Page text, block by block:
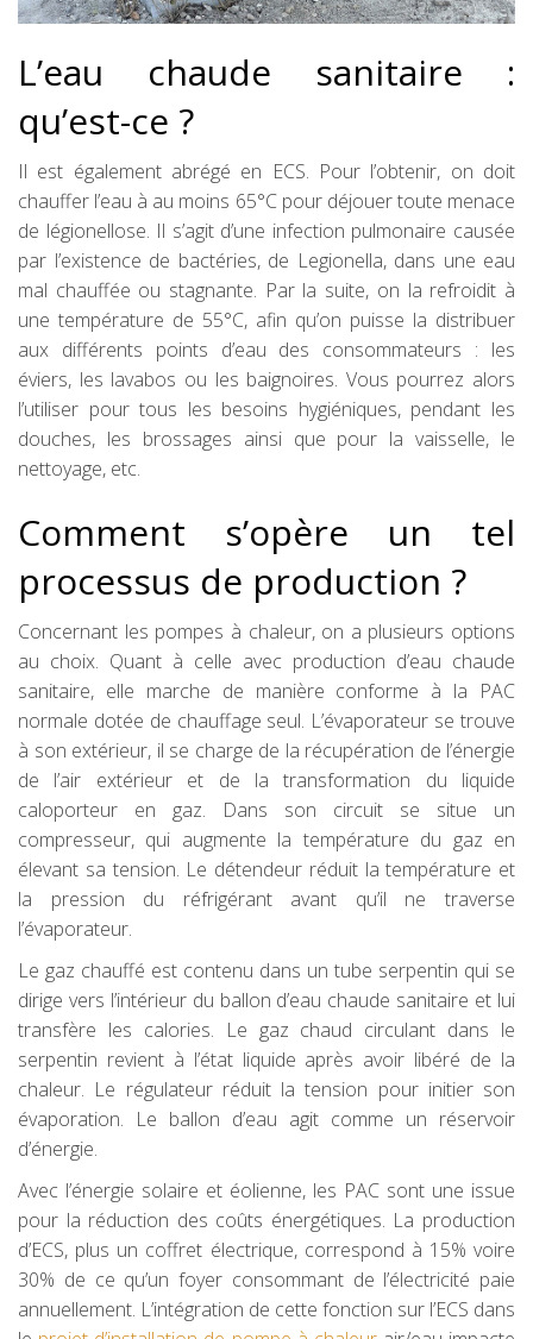
L’eau chaude sanitaire :
qu’est-ce ?
Il est également abrégé en ECS. Pour l’obtenir, on doit
chauffer l’eau à au moins 65°C pour déjouer toute menace
de légionellose. Il s’agit d’une infection pulmonaire causée
par l’existence de bactéries, de Legionella, dans une eau
mal chauffée ou stagnante. Par la suite, on la refroidit à
une température de 55°C, afin qu’on puisse la distribuer
aux différents points d’eau des consommateurs : les
éviers, les lavabos ou les baignoires. Vous pourrez alors
l’utiliser pour tous les besoins hygiéniques, pendant les
douches, les brossages ainsi que pour la vaisselle, le
nettoyage, etc.
Comment s’opère un tel
processus de production ?
Concernant les pompes à chaleur, on a plusieurs options
au choix. Quant à celle avec production d’eau chaude
sanitaire, elle marche de manière conforme à la PAC
normale dotée de chauffage seul. L’évaporateur se trouve
à son extérieur, il se charge de la récupération de l’énergie
de l’air extérieur et de la transformation du liquide
caloporteur en gaz. Dans son circuit se situe un
compresseur, qui augmente la température du gaz en
élevant sa tension. Le détendeur réduit la température et
la pression du réfrigérant avant qu’il ne traverse
l’évaporateur.
Le gaz chauffé est contenu dans un tube serpentin qui se
dirige vers l’intérieur du ballon d’eau chaude sanitaire et lui
transfère les calories. Le gaz chaud circulant dans le
serpentin revient à l’état liquide après avoir libéré de la
chaleur. Le régulateur réduit la tension pour initier son
évaporation. Le ballon d’eau agit comme un réservoir
d’énergie.
Avec l’énergie solaire et éolienne, les PAC sont une issue
pour la réduction des coûts énergétiques. La production
d’ECS, plus un coffret électrique, correspond à 15% voire
30% de ce qu’un foyer consommant de l’électricité paie
annuellement. L’intégration de cette fonction sur l’ECS dans